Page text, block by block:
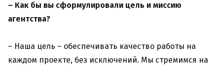
– Как бы вы сформулировали цель и миссию
агентства?
– Наша цель – обеспечивать качество работы на
каждом проекте, без исключений. Мы стремимся на